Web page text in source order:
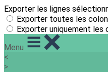
Exporter les lignes
Exporter toutes les
Exporter uniquement les
Menu
<
>